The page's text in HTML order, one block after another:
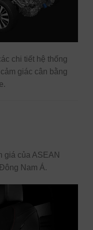
chi tiết hệ thống
giác cân bằng
giá của ASEAN
Nam Á.